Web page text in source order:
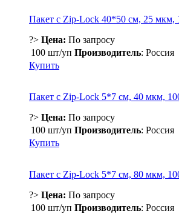
Пакет с Zip-Lock 40*50 см, 25 мкм,
?> Цена: По запросу
100 шт/уп Производитель: Россия
Купить
Пакет с Zip-Lock 5*7 см, 40 мкм,
?> Цена: По запросу
100 шт/уп Производитель: Россия
Купить
Пакет с Zip-Lock 5*7 см, 80 мкм,
?> Цена: По запросу
100 шт/уп Производитель: Россия